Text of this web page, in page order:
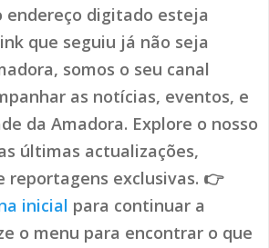
endereço digitado esteja
que seguiu já não seja
somos o seu canal
as notícias, eventos, e
da Amadora. Explore o nosso
últimas actualizações,
reportagens exclusivas. 👉
inicial para continuar a
o menu para encontrar o que